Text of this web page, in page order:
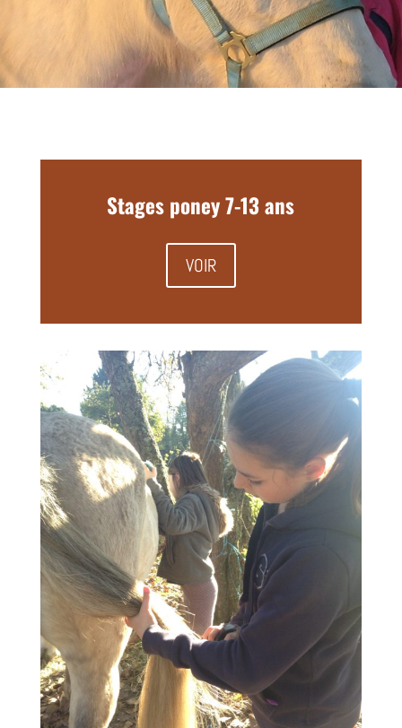
Stages poney 7-13 ans
VOIR